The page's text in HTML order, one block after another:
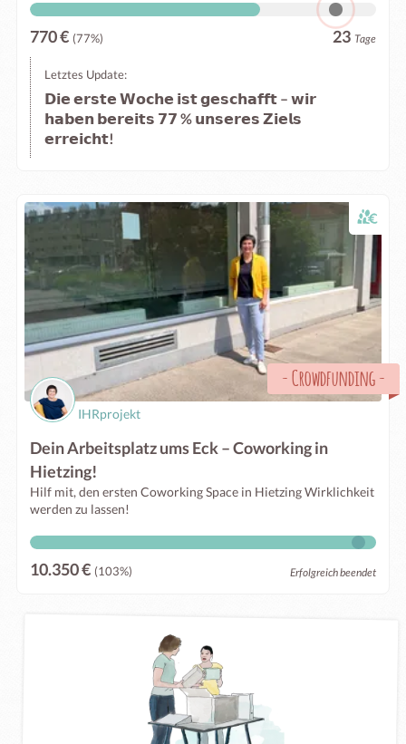
770 € (77%) 23 Tage
Letztes Update:
𝗗𝗶𝗲 𝗲𝗿𝘀𝘁𝗲 𝗪𝗼𝗰𝗵𝗲 𝗶𝘀𝘁 𝗴𝗲𝘀𝗰𝗵𝗮𝗳𝗳𝘁 – 𝘄𝗶𝗿
𝗵𝗮𝗯𝗲𝗻 𝗯𝗲𝗿𝗲𝗶𝘁𝘀 𝟳𝟳 % 𝘂𝗻𝘀𝗲𝗿𝗲𝘀 𝗭𝗶𝗲𝗹𝘀
𝗲𝗿𝗿𝗲𝗶𝗰𝗵𝘁!
-Crowdfunding-
IHRprojekt
Dein Arbeitsplatz ums Eck – Coworking in
Hietzing!
Hilf mit, den ersten Coworking Space in Hietzing Wirklichkeit
werden zu lassen!
10.350 € (103%) Erfolgreich beendet